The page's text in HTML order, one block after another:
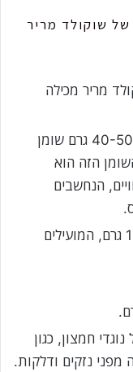
של שוקולד מריר
של שוקולד מריר מכילה
שומן: הוא מזון עתיר שומן, עם כ-40-50 גרם שומן
הזה הוא
הנחשבים
סיבים: מכיל כ-10 גרם סיבים ל-100 גרם, המועילים
חמצון, כגון
מפני נזקים ודלקות.